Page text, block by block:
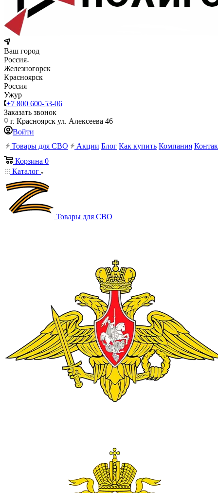
Ваш город
Россия
Железногорск
Красноярск
Россия
Ужур
+7 800 600-53-06
Заказать звонок
г. Красноярск ул. Алексеева 46
Войти
Товары для СВО
Акции Блог Как купить Компания
Корзина 0
Каталог
Товары для СВО